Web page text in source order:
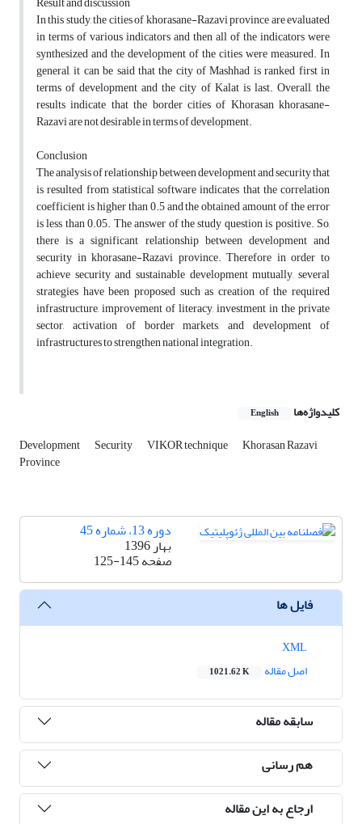
In this study, the cities of khorasane-Razavi province are evaluated
in terms of various indicators and then all of the indicators were
synthesized and the development of the cities were measured. In
general, it can be said that the city of Mashhad is ranked first in
terms of development and the city of Kalat is last. Overall, the
results indicate that the border cities of Khorasan khorasane-
Razavi are not desirable in terms of development.
Conclusion
The analysis of relationship between development and security that
is resulted from statistical software indicates that the correlation
coefficient is higher than 0.5 and the obtained amount of the error
is less than 0.05. The answer of the study question is positive. So,
there is a significant relationship between development and
security in khorasane-Razavi province. Therefore in order to
achieve security and sustainable development mutually, several
strategies have been proposed such as creation of the required
infrastructure, improvement of literacy, investment in the private
sector, activation of border markets, and development of
infrastructures to strengthen national integration.
کلیدواژه‌ها English
Development Security VIKOR technique Khorasan Razavi
Province
دوره 13، شماره 45
بهار 1396
صفحه125-145
فایل ها
اصل مقاله
1021.62 K
سابقه مقاله
هم رسانی
ارجاع به این مقاله